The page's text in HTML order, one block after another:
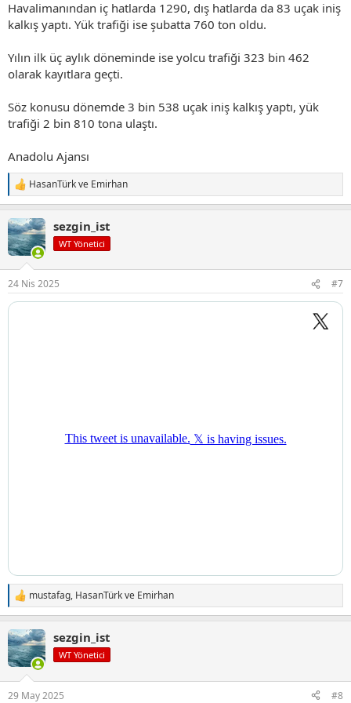
Havalimanından iç hatlarda 1290, dış hatlarda da 83 uçak iniş
kalkış yaptı. Yük trafiği ise şubatta 760 ton oldu.
Yılın ilk üç aylık döneminde ise yolcu trafiği 323 bin 462
olarak kayıtlara geçti.
Söz konusu dönemde 3 bin 538 uçak iniş kalkış yaptı, yük
trafiği 2 bin 810 tona ulaştı.
Anadolu Ajansı
T
e
k
i
l
:
HasanTürkve Emirhan
sezgin_ist
WT Yönetici
24 Nis 2025 #7
T
e
k
i
l
mustafag, HasanTürkve Emirhan
sezgin_ist
WT Yönetici
29 May 2025 #8